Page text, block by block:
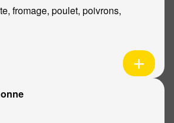
fromage, poulet, poivrons,